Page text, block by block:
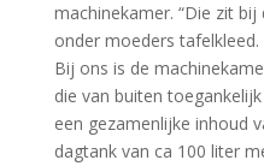
machinekamer. “Die zit
onder moeders
Bij ons is de
die van buiten
een gezamenlijke inhoud
dagtank van ca 100 liter